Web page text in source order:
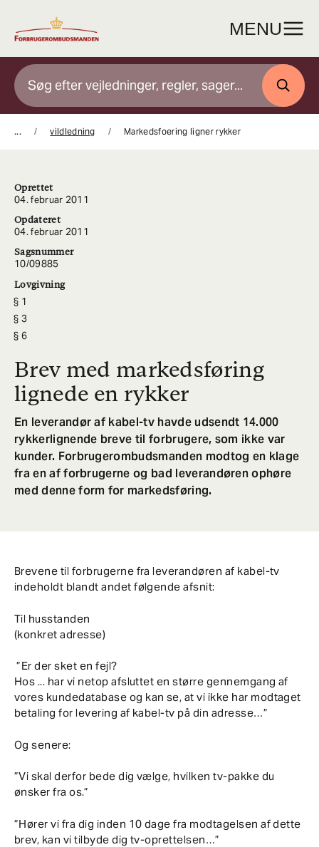
indhold
MENU
SØG
... vildledning Markedsfoering ligner rykker
Oprettet
04. februar 2011
Opdateret
04. februar 2011
Sagsnummer
10/09885
Lovgivning
1
3
6
Brev med markedsføring
lignede en rykker
En leverandør af kabel-tv havde udsendt 14.000
rykkerlignende breve til forbrugere, som ikke var
kunder. Forbrugerombudsmanden modtog en klage
fra en af forbrugerne og bad leverandøren ophøre
med denne form for markedsføring.
Brevene til forbrugerne fra leverandøren af kabel-tv
indeholdt blandt andet følgende afsnit:
Til husstanden
(konkret adresse)
”Er der sket en fejl?
Hos ... har vi netop afsluttet en større gennemgang af
vores kundedatabase og kan se, at vi ikke har modtaget
betaling for levering af kabel-tv på din adresse…”
Og senere:
”Vi skal derfor bede dig vælge, hvilken tv-pakke du
ønsker fra os.”
”Hører vi fra dig inden 10 dage fra modtagelsen af dette
brev, kan vi tilbyde dig tv-oprettelsen…”